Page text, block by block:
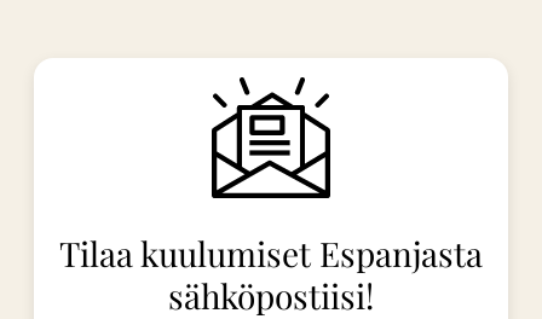
Tilaa kuulumiset Espanjasta
sähköpostiisi!